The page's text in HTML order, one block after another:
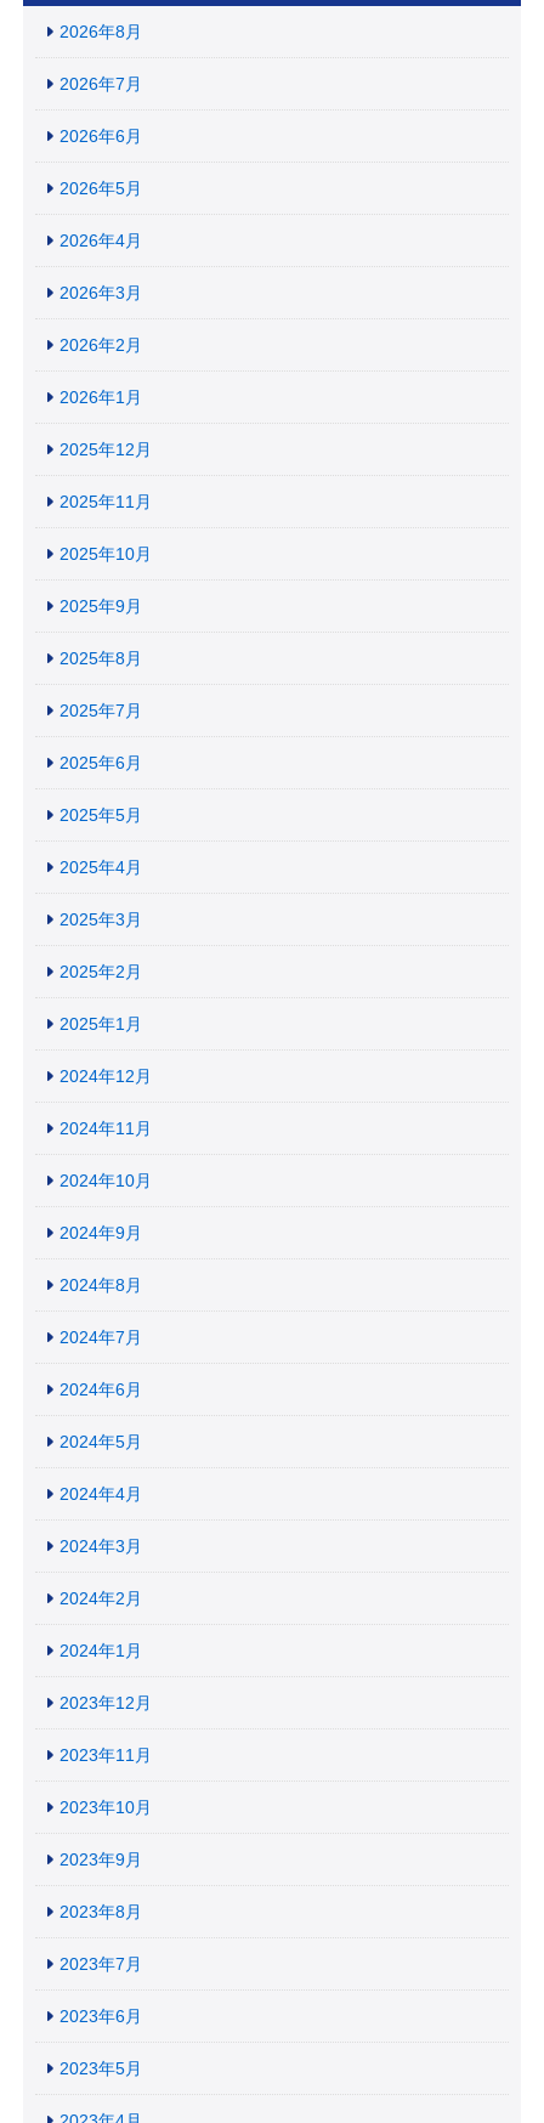
2026年8月
2026年7月
2026年6月
2026年5月
2026年4月
2026年3月
2026年2月
2026年1月
2025年12月
2025年11月
2025年10月
2025年9月
2025年8月
2025年7月
2025年6月
2025年5月
2025年4月
2025年3月
2025年2月
2025年1月
2024年12月
2024年11月
2024年10月
2024年9月
2024年8月
2024年7月
2024年6月
2024年5月
2024年4月
2024年3月
2024年2月
2024年1月
2023年12月
2023年11月
2023年10月
2023年9月
2023年8月
2023年7月
2023年6月
2023年5月